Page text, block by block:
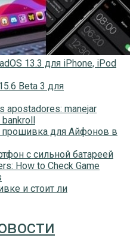
13.3 для iPhone, iPod
Beta 3 для
apostadores: manejar
bankroll
прошивка для Айфонов в
с сильной батареей
How to Check Game
и стоит ли